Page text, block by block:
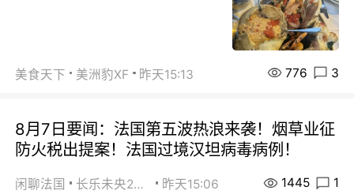
美食天下 美洲豹XF 昨天15:13 776 3
8月7日要闻：法国第五波热浪来袭！烟草业征
防火税出提案！法国过境汉坦病毒病例！
闲聊法国 长乐未央2015 昨天15:06 1445 1